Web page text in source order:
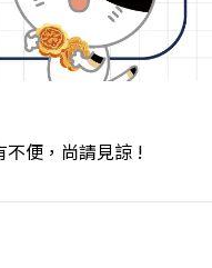
不便，尚請見諒 !